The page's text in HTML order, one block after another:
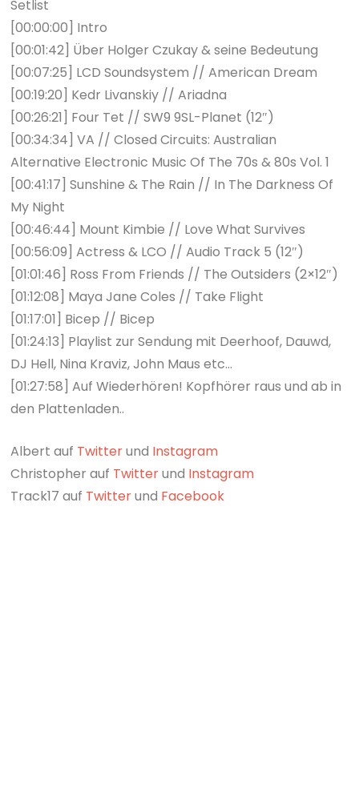
Setlist
[00:00:00] Intro
[00:01:42] Über Holger Czukay & seine Bedeutung
[00:07:25] LCD Soundsystem // American Dream
[00:19:20] Kedr Livanskiy // Ariadna
[00:26:21] Four Tet // SW9 9SL-Planet (12″)
[00:34:34] VA // Closed Circuits: Australian
Alternative Electronic Music Of The 70s & 80s Vol. 1
[00:41:17] Sunshine & The Rain // In The Darkness Of
My Night
[00:46:44] Mount Kimbie // Love What Survives
[00:56:09] Actress & LCO // Audio Track 5 (12″)
[01:01:46] Ross From Friends // The Outsiders (2×12″)
[01:12:08] Maya Jane Coles // Take Flight
[01:17:01] Bicep // Bicep
[01:24:13] Playlist zur Sendung mit Deerhoof, Dauwd,
DJ Hell, Nina Kraviz, John Maus etc…
[01:27:58] Auf Wiederhören! Kopfhörer raus und ab in
den Plattenladen..
Albert auf Twitterund Instagram
Christopher auf Twitterund Instagram
Track17 auf Twitterund Facebook